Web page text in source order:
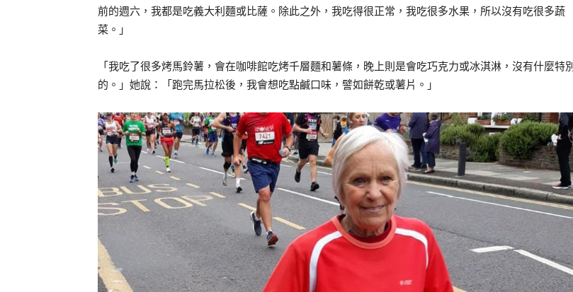
前的週六，我都是吃義大利麵或比薩。除此之外，我吃得很正常，我吃很多水果，所以沒有吃很多蔬
菜。」
「我吃了很多烤馬鈴薯，會在咖啡館吃烤千層麵和薯條，晚上則是會吃巧克力或冰淇淋，沒有什麼特別
的。」她說：「跑完馬拉松後，我會想吃點鹹口味，譬如餅乾或薯片。」